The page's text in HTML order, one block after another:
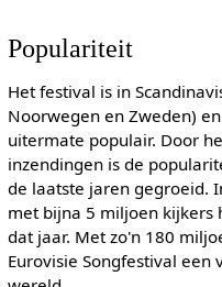
Populariteit
Het festival is in
Noorwegen en Zweden)
uitermate populair. Door
inzendingen is de
de laatste jaren gegroeid.
met bijna 5 miljoen kijkers
dat jaar. Met zo'n 180
Eurovisie Songfestival